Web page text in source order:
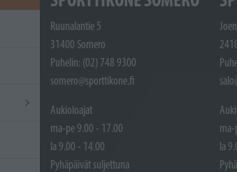
Ruunalantie 5
31400 Somero
Puhelin: (02) 748 9300
somero@sporttikone.fi
Aukioloajat
ma-pe 9.00 - 17.00
la 9.00 - 14.00
Pyhäpäivät suljettuna
la